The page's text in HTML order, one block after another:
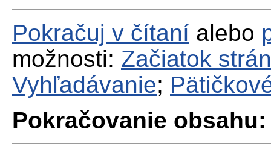
Pokračuj v čítaní alebo
možnosti: Začiatok
Vyhľadávanie;
Pokračovanie obsahu: